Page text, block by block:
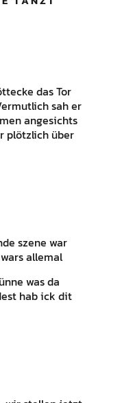
das Tor
sah er
angesichts
plötzlich über
szene war
allemal
was da
hab ick dit